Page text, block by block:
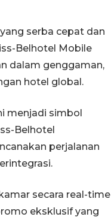
serba cepat dan
Belhotel Mobile
dalam genggaman,
hotel global.
menjadi simbol
Belhotel
perjalanan
secara real-time
eksklusif yang